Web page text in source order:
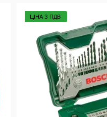
ЦІНА З ПДВ